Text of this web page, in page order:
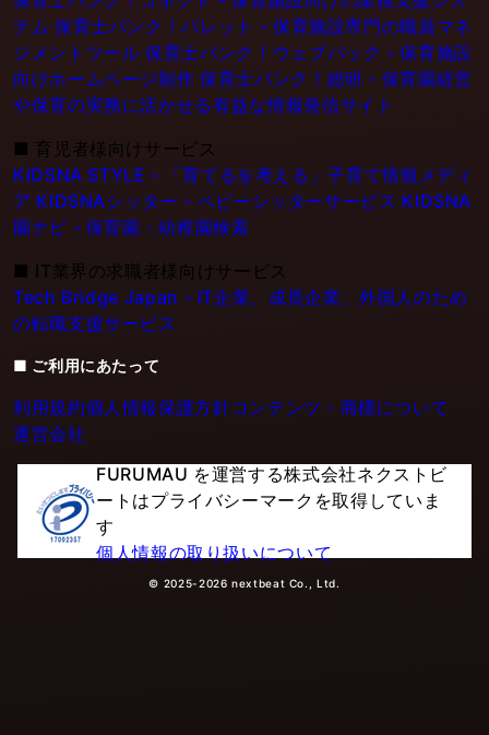
テム 保育士バンク！パレット - 保育施設専門の職員マネ
ジメントツール 保育士バンク！ウェブパック - 保育施設
向けホームページ制作 保育士バンク！総研 - 保育園経営
や保育の実務に活かせる有益な情報発信サイト
■ 育児者様向けサービス
KIDSNA STYLE - 「育てるを考える」子育て情報メディ
ア KIDSNAシッター - ベビーシッターサービス KIDSNA
園ナビ - 保育園・幼稚園検索
■ IT業界の求職者様向けサービス
Tech Bridge Japan - IT企業、成長企業、外国人のため
の転職支援サービス
■ ご利用にあたって
利用規約個人情報保護方針コンテンツ・商標について
運営会社
FURUMAU を運営する株式会社ネクストビ
ートはプライバシーマークを取得していま
す
個人情報の取り扱いについて
© 2025-2026 nextbeat Co., Ltd.